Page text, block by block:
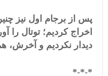
پس از برجام اول نیز
اخراج کردیم؛ توتال را
دیدار نکردیم و آخرش،
*-*-*